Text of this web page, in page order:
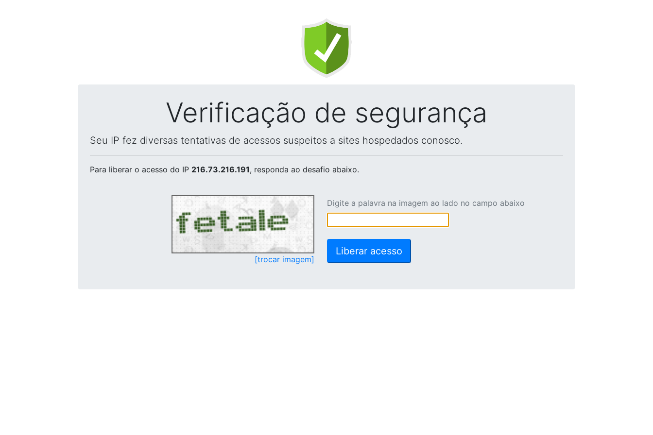
Verificação de segurança
Seu IP fez diversas tentativas de acessos suspeitos a sites hospedados conosco.
Para liberar o acesso do IP 216.73.216.191, responda ao desafio abaixo.
[trocar imagem]
Digite a palavra na imagem ao lado no campo abaixo